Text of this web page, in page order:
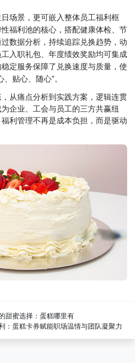
场景，更可嵌入整体员工福利框
福利池的核心，搭配健康体检、节
数据分析，持续追踪兑换趋势，动
入职礼包、年度绩效奖励均可集成
定服务保障了兑换速度与质量，使
贴心、随心”。
从痛点分析到实践方案，逻辑连贯
企业、工会与员工的三方共赢纽
利管理不再是成本负担，而是驱动
甜蜜选择：蛋糕哪里有
：蛋糕卡券赋能职场温情与团队凝聚力